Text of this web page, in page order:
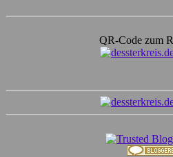
QR-Code zum